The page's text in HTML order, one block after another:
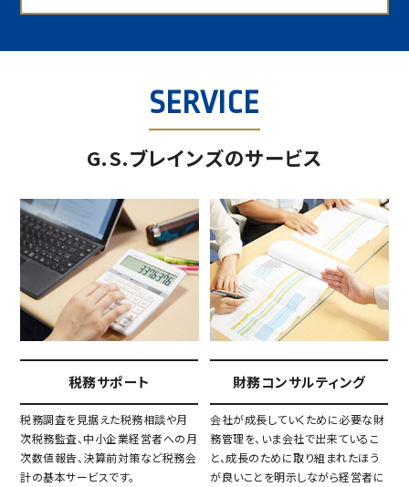
SERVICE
G.S.ブレインズのサービス
税務サポート
税務調査を見据えた税務相談や月
次税務監査、中小企業経営者への月
次数値報告、決算前対策など税務会
計の基本サービスです。
財務コンサルティング
会社が成長していくために必要な財
務管理を、いま会社で出来ているこ
と、成長のために取り組まれたほう
が良いことを明示しながら経営者に